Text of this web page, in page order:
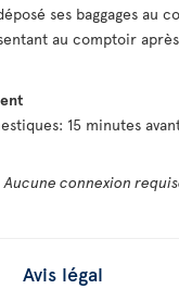
ses baggages au
au comptoir
15 minutes
Aucune connexion
Avis légal